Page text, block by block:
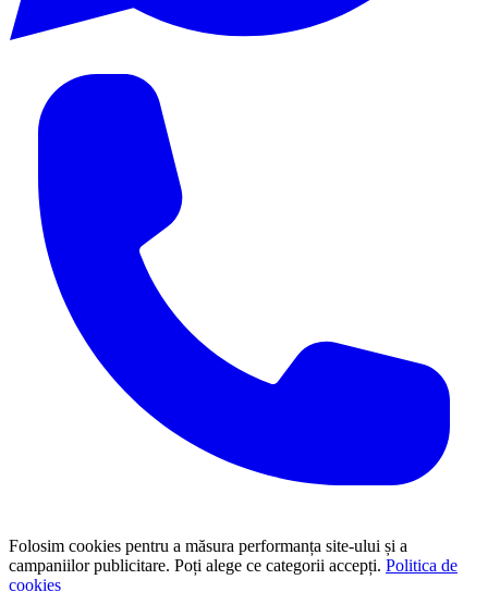
Folosim cookies pentru a măsura performanța site-ului și a
campaniilor publicitare. Poți alege ce categorii accepți. Politica de
cookies